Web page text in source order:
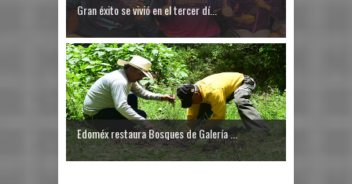
Gran éxito se vivió en el tercer dí...
Edoméx restaura Bosques de Galería ...